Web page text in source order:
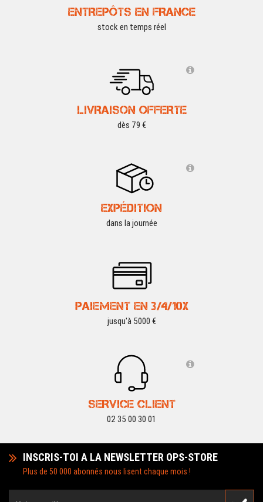
ENTREPÔTS EN FRANCE
stock en temps réel
LIVRAISON OFFERTE
dès 79 €
EXPÉDITION
dans la journée
PAIEMENT EN 3/4/10X
jusqu'à 5000 €
SERVICE CLIENT
02 35 00 30 01
INSCRIS-TOI A LA NEWSLETTER OPS-STORE
Plus de 50 000 abonnés nous lisent chaque mois !